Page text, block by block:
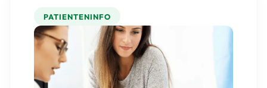
PATIENTENINFO